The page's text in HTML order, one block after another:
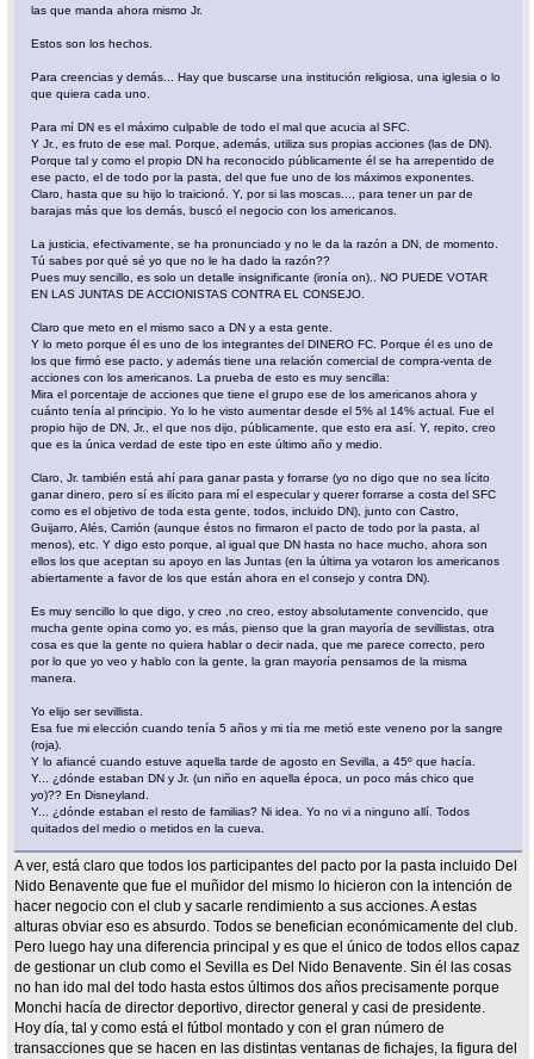
las que manda ahora mismo Jr.
Estos son los hechos.
Para creencias y demás... Hay que buscarse una institución religiosa, una iglesia o lo
que quiera cada uno.
Para mí DN es el máximo culpable de todo el mal que acucia al SFC.
Y Jr., es fruto de ese mal. Porque, además, utiliza sus propias acciones (las de DN).
Porque tal y como el propio DN ha reconocido públicamente él se ha arrepentido de
ese pacto, el de todo por la pasta, del que fue uno de los máximos exponentes.
Claro, hasta que su hijo lo traicionó. Y, por si las moscas..., para tener un par de
barajas más que los demás, buscó el negocio con los americanos.
La justicia, efectivamente, se ha pronunciado y no le da la razón a DN, de momento.
Tú sabes por qué sé yo que no le ha dado la razón??
Pues muy sencillo, es solo un detalle insignificante (ironía on).. NO PUEDE VOTAR
EN LAS JUNTAS DE ACCIONISTAS CONTRA EL CONSEJO.
Claro que meto en el mismo saco a DN y a esta gente.
Y lo meto porque él es uno de los integrantes del DINERO FC. Porque él es uno de
los que firmó ese pacto, y además tiene una relación comercial de compra-venta de
acciones con los americanos. La prueba de esto es muy sencilla:
Mira el porcentaje de acciones que tiene el grupo ese de los americanos ahora y
cuánto tenía al principio. Yo lo he visto aumentar desde el 5% al 14% actual. Fue el
propio hijo de DN, Jr., el que nos dijo, públicamente, que esto era así. Y, repito, creo
que es la única verdad de este tipo en este último año y medio.
Claro, Jr. también está ahí para ganar pasta y forrarse (yo no digo que no sea lícito
ganar dinero, pero sí es ilícito para mí el especular y querer forrarse a costa del SFC
como es el objetivo de toda esta gente, todos, incluido DN), junto con Castro,
Guijarro, Alés, Carrión (aunque éstos no firmaron el pacto de todo por la pasta, al
menos), etc. Y digo esto porque, al igual que DN hasta no hace mucho, ahora son
ellos los que aceptan su apoyo en las Juntas (en la última ya votaron los americanos
abiertamente a favor de los que están ahora en el consejo y contra DN).
Es muy sencillo lo que digo, y creo ,no creo, estoy absolutamente convencido, que
mucha gente opina como yo, es más, pienso que la gran mayoría de sevillistas, otra
cosa es que la gente no quiera hablar o decir nada, que me parece correcto, pero
por lo que yo veo y hablo con la gente, la gran mayoría pensamos de la misma
manera.
Yo elijo ser sevillista.
Esa fue mi elección cuando tenía 5 años y mi tía me metió este veneno por la sangre
(roja).
Y lo afiancé cuando estuve aquella tarde de agosto en Sevilla, a 45º que hacía.
Y... ¿dónde estaban DN y Jr. (un niño en aquella época, un poco más chico que
yo)?? En Disneyland.
Y... ¿dónde estaban el resto de familias? Ni idea. Yo no vi a ninguno allí. Todos
quitados del medio o metidos en la cueva.
A ver, está claro que todos los participantes del pacto por la pasta incluido Del
Nido Benavente que fue el muñidor del mismo lo hicieron con la intención de
hacer negocio con el club y sacarle rendimiento a sus acciones. A estas
alturas obviar eso es absurdo. Todos se benefician económicamente del club.
Pero luego hay una diferencia principal y es que el único de todos ellos capaz
de gestionar un club como el Sevilla es Del Nido Benavente. Sin él las cosas
no han ido mal del todo hasta estos últimos dos años precisamente porque
Monchi hacía de director deportivo, director general y casi de presidente.
Hoy día, tal y como está el fútbol montado y con el gran número de
transacciones que se hacen en las distintas ventanas de fichajes, la figura del